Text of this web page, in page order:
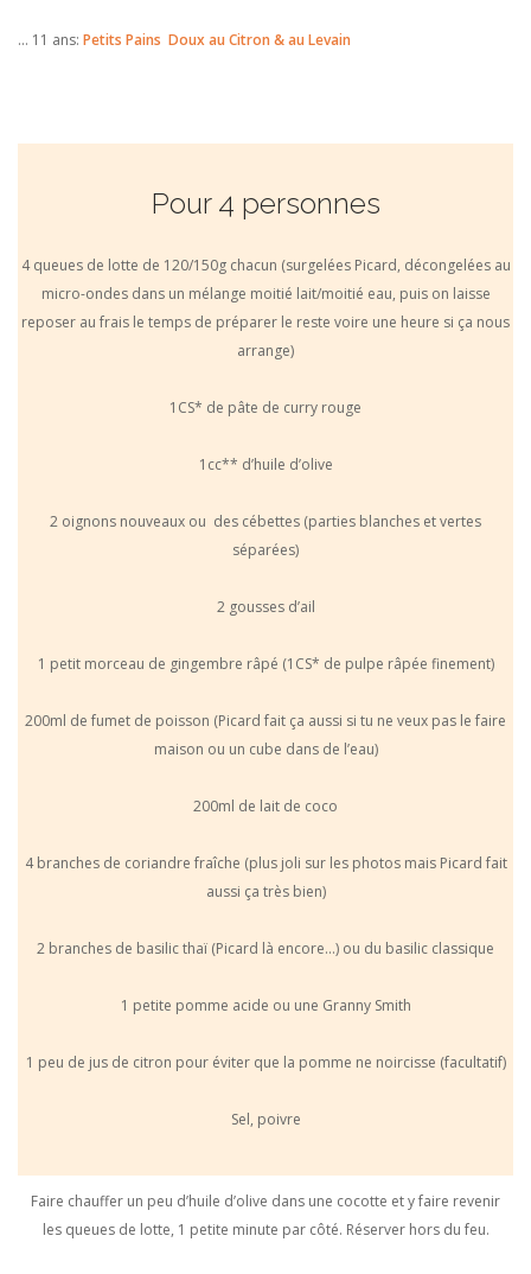
… 11 ans: Petits Pains Doux au Citron & au Levain
Pour 4 personnes
4 queues de lotte de 120/150g chacun (surgelées Picard, décongelées au
micro-ondes dans un mélange moitié lait/moitié eau, puis on laisse
reposer au frais le temps de préparer le reste voire une heure si ça nous
arrange)
1CS* de pâte de curry rouge
1cc** d’huile d’olive
2 oignons nouveaux ou des cébettes (parties blanches et vertes
séparées)
2 gousses d’ail
1 petit morceau de gingembre râpé (1CS* de pulpe râpée finement)
200ml de fumet de poisson (Picard fait ça aussi si tu ne veux pas le faire
maison ou un cube dans de l’eau)
200ml de lait de coco
4 branches de coriandre fraîche (plus joli sur les photos mais Picard fait
aussi ça très bien)
2 branches de basilic thaï (Picard là encore…) ou du basilic classique
1 petite pomme acide ou une Granny Smith
1 peu de jus de citron pour éviter que la pomme ne noircisse (facultatif)
Sel, poivre
Faire chauffer un peu d’huile d’olive dans une cocotte et y faire revenir
les queues de lotte, 1 petite minute par côté. Réserver hors du feu.